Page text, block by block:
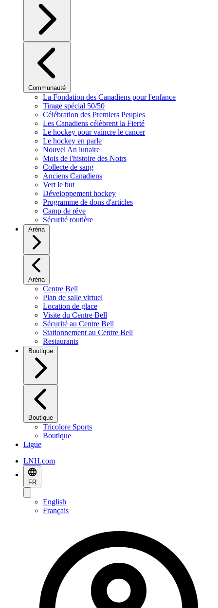
Communauté
La Fondation des Canadiens pour l'enfance
Tirage spécial 50/50
Célébration des Premiers Peuples
Les Canadiens célèbrent la Fierté
Le hockey pour vaincre le cancer
Le hockey en parle
Nouvel An lunaire
Mois de l'histoire des Noirs
Collecte de sang
Anciens Canadiens
Vert le but
Développement hockey
Programme de dons d'articles
Camp de rêve
Sécurité routière
Aréna
Aréna
Centre Bell
Plan de salle virtuel
Location de glace
Visite du Centre Bell
Sécurité au Centre Bell
Stationnement au Centre Bell
Restaurants
Boutique
Boutique
Tricolore Sports
Boutique
Ligue
LNH.com
FR
English
Français